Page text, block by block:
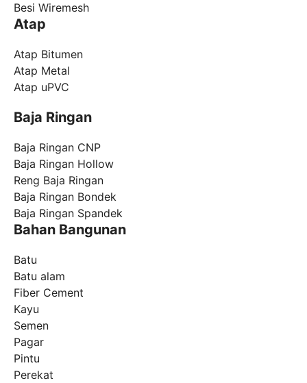
Besi Wiremesh
Atap
Atap Bitumen
Atap Metal
Atap uPVC
Baja Ringan
Baja Ringan CNP
Baja Ringan Hollow
Reng Baja Ringan
Baja Ringan Bondek
Baja Ringan Spandek
Bahan Bangunan
Batu
Batu alam
Fiber Cement
Kayu
Semen
Pagar
Pintu
Perekat